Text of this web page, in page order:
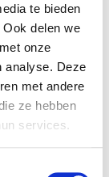
te bieden
delen we
onze
analyse. Deze
met andere
ze hebben
services.